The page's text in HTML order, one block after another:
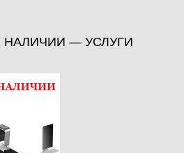
— УСЛУГИ